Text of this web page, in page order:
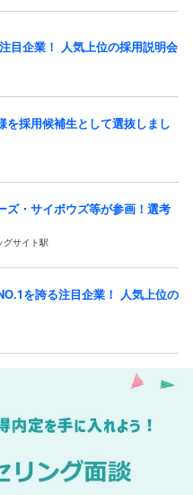
目企業！ 人気上位の採用説明会
を採用候補生として選抜しまし
ズ・サイボウズ等が参画！選考
サイト駅
を誇る注目企業！ 人気上位の